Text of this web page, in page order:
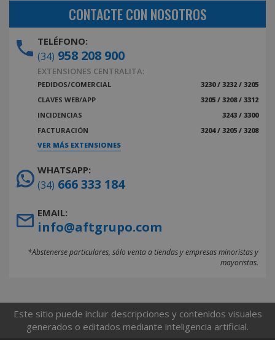
CONTACTE CON NOSOTROS
TELÉFONO:
(34) 958 208 900
EXTENSIONES CENTRALITA:
PEDIDOS/COMERCIAL
3230 / 3232 / 3205
CLAVES WEB/APP
3205 / 3208 / 3312
INCIDENCIAS
3243 / 3300
FACTURACIÓN
3204 / 3205 / 3208
VER MÁS EXTENSIONES
WHATSAPP:
(34) 666 333 184
EMAIL:
info@aftgrupo.com
*Abstenerse particulares, sólo venta a tiendas y empresas minoristas y
mayoristas.
Este sitio puede incluir descripciones y contenidos visuales
generados o editados mediante inteligencia artificial.